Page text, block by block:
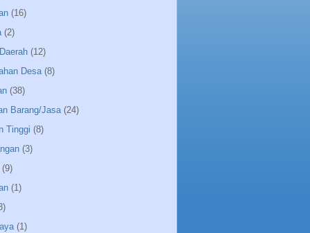
(16)
(2)
(12)
Desa (8)
(38)
Barang/Jasa (24)
Tinggi (8)
(3)
(9)
(1)
(1)